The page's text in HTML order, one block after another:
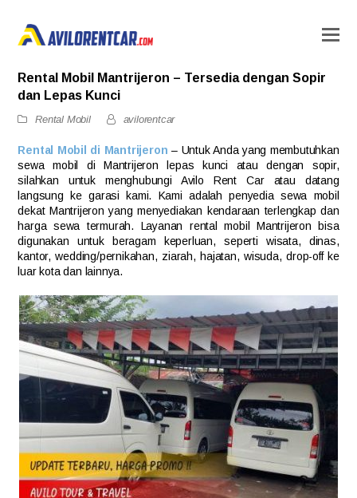
Rental Mobil Mantrijeron – Tersedia dengan Sopir
dan Lepas Kunci
Rental Mobil avilorentcar
Rental Mobil di Mantrijeron – Untuk Anda yang membutuhkan
sewa mobil di Mantrijeron lepas kunci atau dengan sopir,
silahkan untuk menghubungi Avilo Rent Car atau datang
langsung ke garasi kami. Kami adalah penyedia sewa mobil
dekat Mantrijeron yang menyediakan kendaraan terlengkap dan
harga sewa termurah. Layanan rental mobil Mantrijeron bisa
digunakan untuk beragam keperluan, seperti wisata, dinas,
kantor, wedding/pernikahan, ziarah, hajatan, wisuda, drop-off ke
luar kota dan lainnya.